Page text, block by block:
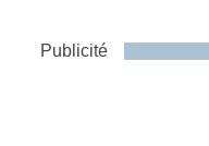
Publicité